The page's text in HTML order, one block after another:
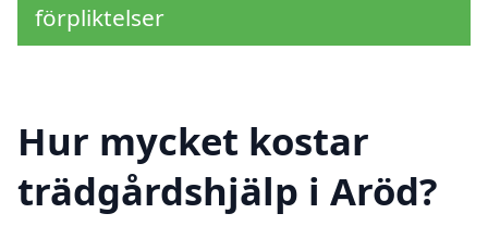
förpliktelser
Hur mycket kostar
trädgårdshjälp i Aröd?